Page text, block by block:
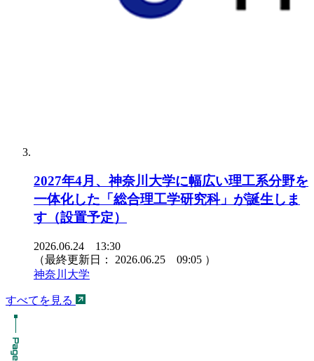
2027年4月、神奈川大学に幅広い理工系分野を
一体化した「総合理工学研究科」が誕生しま
す（設置予定）
2026.06.24 13:30
（最終更新日： 2026.06.25 09:05 ）
神奈川大学
すべてを見る